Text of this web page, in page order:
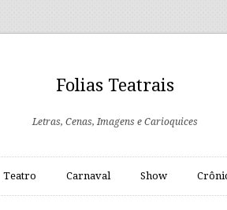
Folias Teatrais
Letras, Cenas, Imagens e Carioquices
Teatro Carnaval Show